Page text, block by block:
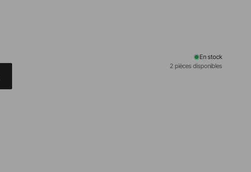
En stock
2 pièces disponibles